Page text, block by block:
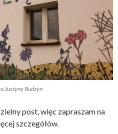
Justyny Budzyn
post, więc zapraszam na
szczegółów.